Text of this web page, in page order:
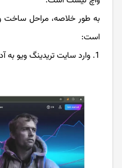
به طور خلاصه، مراحل ساخت
است:
1. وارد سایت تریدینگ ویو به آدرس